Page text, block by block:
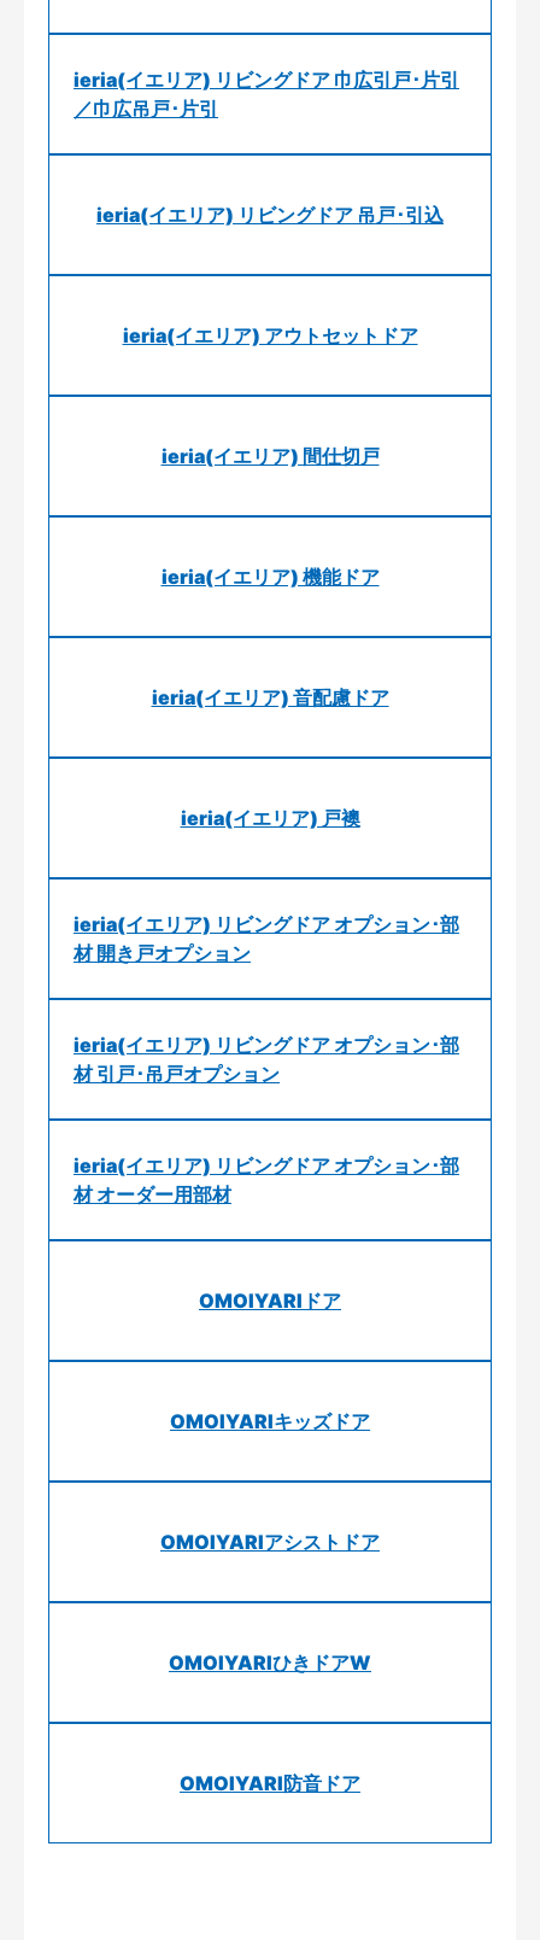
ieria(イエリア) リビングドア 巾広引戸･片引
／巾広吊戸･片引
ieria(イエリア) リビングドア 吊戸･引込
ieria(イエリア) アウトセットドア
ieria(イエリア) 間仕切戸
ieria(イエリア) 機能ドア
ieria(イエリア) 音配慮ドア
ieria(イエリア) 戸襖
ieria(イエリア) リビングドア オプション･部
材 開き戸オプション
ieria(イエリア) リビングドア オプション･部
材 引戸･吊戸オプション
ieria(イエリア) リビングドア オプション･部
材 オーダー用部材
OMOIYARIドア
OMOIYARIキッズドア
OMOIYARIアシストドア
OMOIYARIひきドアW
OMOIYARI防音ドア